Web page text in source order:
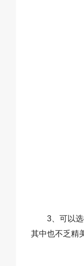
3、可以
其中也不乏精